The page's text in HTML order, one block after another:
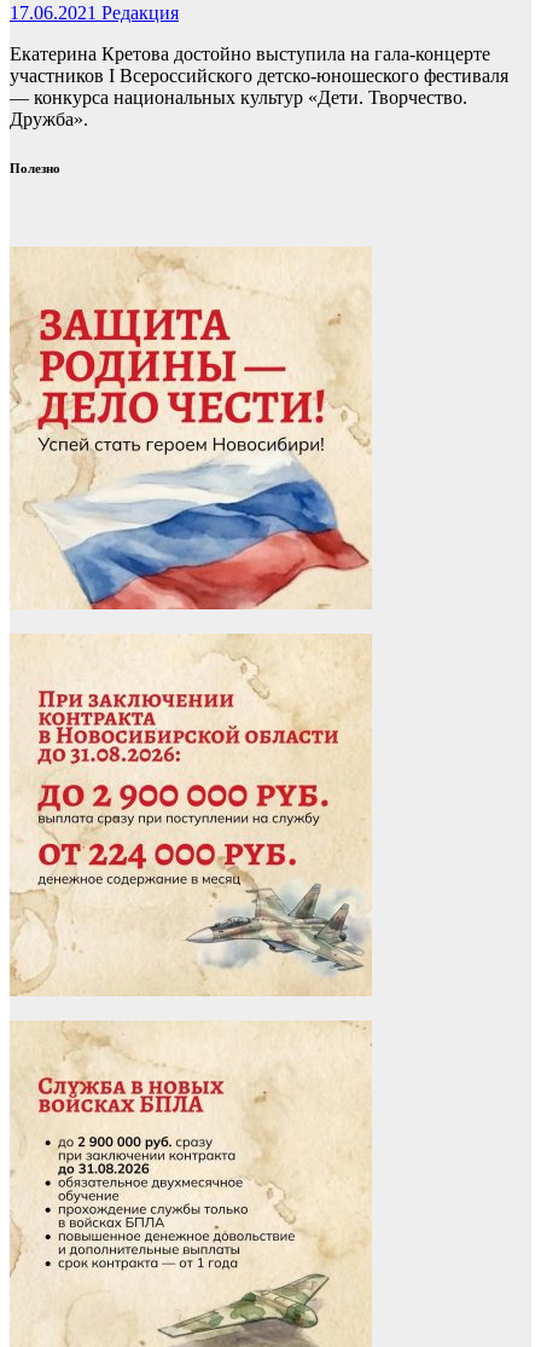
17.06.2021 Редакция
Екатерина Кретова достойно выступила на гала-концерте
участников I Всероссийского детско-юношеского фестиваля
— конкурса национальных культур «Дети. Творчество.
Дружба».
Полезно